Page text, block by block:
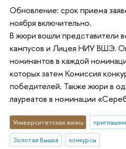
Обновление: срок приема
ноября включительно.
В жюри вошли представители
кампусов и Лицея НИУ ВШЭ.
номинантов в каждой
которых затем Комиссия
победителей. Также жюри в
лауреатов в номинации
Университетская жизнь
Золотая Вышка
конкурсы